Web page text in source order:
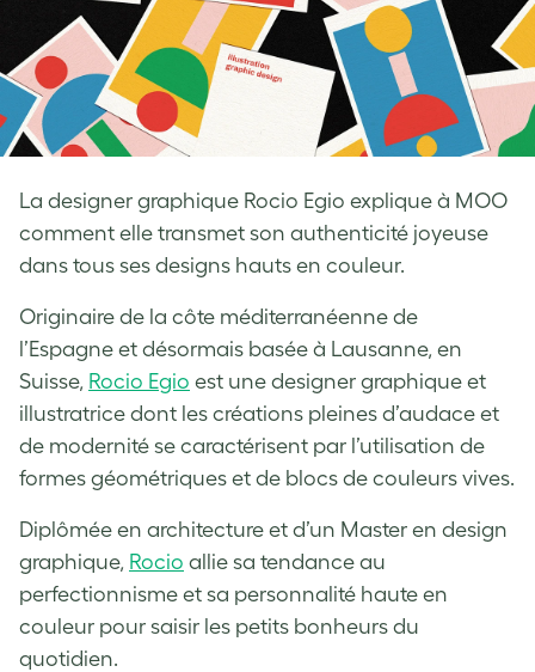
La designer graphique Rocio Egio explique à MOO
comment elle transmet son authenticité joyeuse
dans tous ses designs hauts en couleur.
Originaire de la côte méditerranéenne de
l’Espagne et désormais basée à Lausanne, en
Suisse, Rocio Egio est une designer graphique et
illustratrice dont les créations pleines d’audace et
de modernité se caractérisent par l’utilisation de
formes géométriques et de blocs de couleurs vives.
Diplômée en architecture et d’un Master en design
graphique, Rocio allie sa tendance au
perfectionnisme et sa personnalité haute en
couleur pour saisir les petits bonheurs du
quotidien.